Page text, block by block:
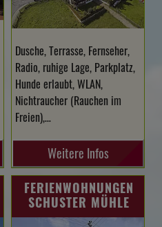
Dusche, Terrasse, Fernseher,
Radio, ruhige Lage, Parkplatz,
Hunde erlaubt, WLAN,
Nichtraucher (Rauchen im
Freien),…
Weitere Infos
FERIENWOHNUNGEN
SCHUSTER MÜHLE